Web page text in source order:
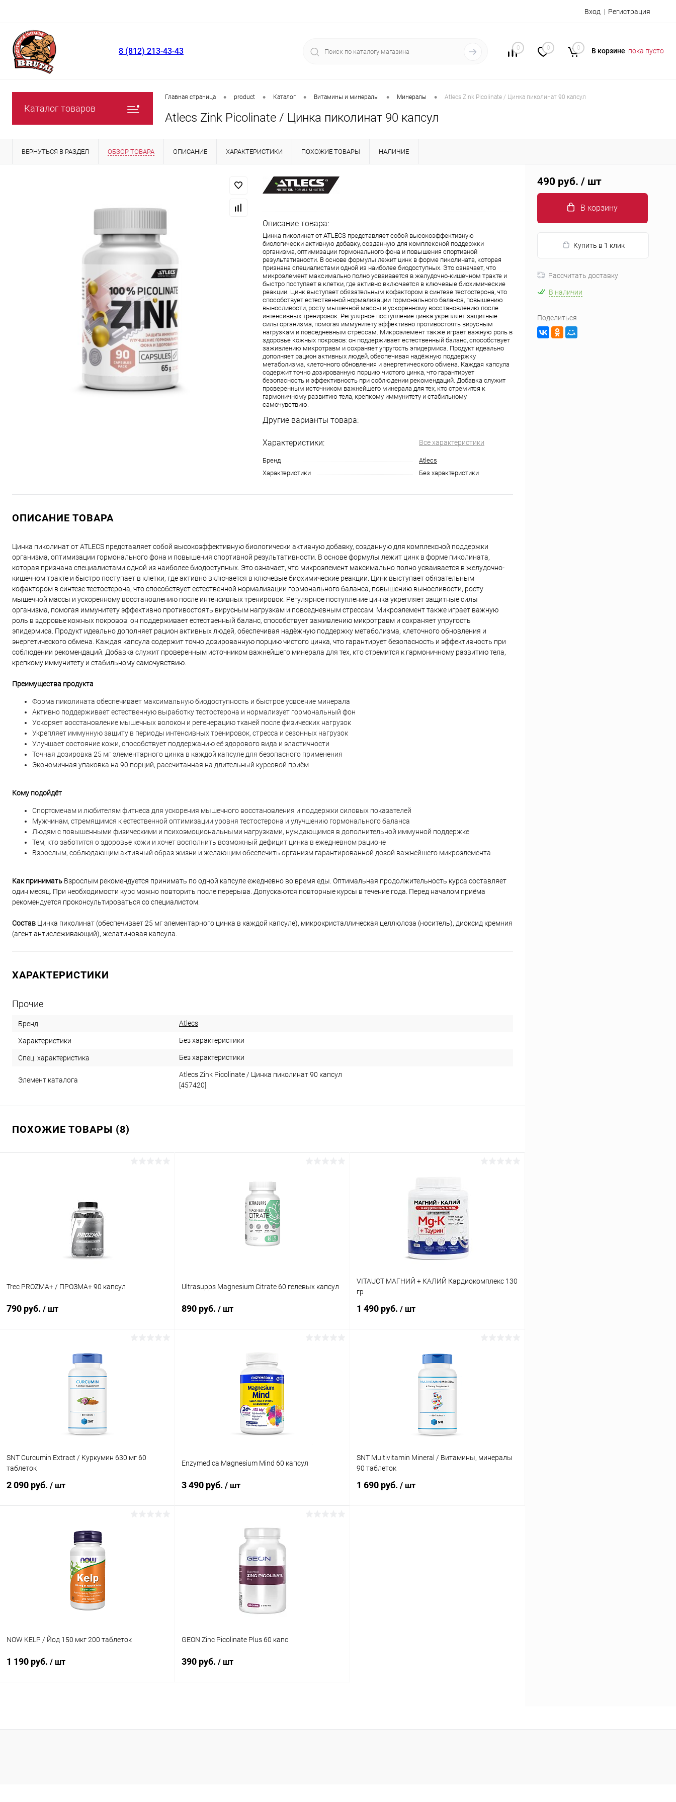
Вход Регистрация
8 (812) 213-43-43 0 0 0 В корзине пока пусто
Каталог товаров
Главная страница • product • Каталог • Витамины и минералы • Минералы • Atlecs Zink Picolinate / Цинка пиколинат 90 капсул
Atlecs Zink Picolinate / Цинка пиколинат 90 капсул
ВЕРНУТЬСЯ В РАЗДЕЛ ОБЗОР ТОВАРА ОПИСАНИЕ ХАРАКТЕРИСТИКИ ПОХОЖИЕ ТОВАРЫ НАЛИЧИЕ
Описание товара:
Цинка пиколинат от ATLECS представляет собой высокоэффективную
биологически активную добавку, созданную для комплексной поддержки
организма, оптимизации гормонального фона и повышения спортивной
результативности. В основе формулы лежит цинк в форме пиколината, которая
признана специалистами одной из наиболее биодоступных. Это означает, что
микроэлемент максимально полно усваивается в желудочно-кишечном тракте и
быстро поступает в клетки, где активно включается в ключевые биохимические
реакции. Цинк выступает обязательным кофактором в синтезе тестостерона, что
способствует естественной нормализации гормонального баланса, повышению
выносливости, росту мышечной массы и ускоренному восстановлению после
интенсивных тренировок. Регулярное поступление цинка укрепляет защитные
силы организма, помогая иммунитету эффективно противостоять вирусным
нагрузкам и повседневным стрессам. Микроэлемент также играет важную роль в
здоровье кожных покровов: он поддерживает естественный баланс, способствует
заживлению микротравм и сохраняет упругость эпидермиса. Продукт идеально
дополняет рацион активных людей, обеспечивая надёжную поддержку
метаболизма, клеточного обновления и энергетического обмена. Каждая капсула
содержит точно дозированную порцию чистого цинка, что гарантирует
безопасность и эффективность при соблюдении рекомендаций. Добавка служит
проверенным источником важнейшего минерала для тех, кто стремится к
гармоничному развитию тела, крепкому иммунитету и стабильному
самочувствию.
Другие варианты товара:
Характеристики: Все характеристики
Бренд
Atlecs
Характеристики
Без характеристики
ОПИСАНИЕ ТОВАРА
Цинка пиколинат от ATLECS представляет собой высокоэффективную биологически активную добавку, созданную для комплексной поддержки
организма, оптимизации гормонального фона и повышения спортивной результативности. В основе формулы лежит цинк в форме пиколината,
которая признана специалистами одной из наиболее биодоступных. Это означает, что микроэлемент максимально полно усваивается в желудочно-
кишечном тракте и быстро поступает в клетки, где активно включается в ключевые биохимические реакции. Цинк выступает обязательным
кофактором в синтезе тестостерона, что способствует естественной нормализации гормонального баланса, повышению выносливости, росту
мышечной массы и ускоренному восстановлению после интенсивных тренировок. Регулярное поступление цинка укрепляет защитные силы
организма, помогая иммунитету эффективно противостоять вирусным нагрузкам и повседневным стрессам. Микроэлемент также играет важную
роль в здоровье кожных покровов: он поддерживает естественный баланс, способствует заживлению микротравм и сохраняет упругость
эпидермиса. Продукт идеально дополняет рацион активных людей, обеспечивая надёжную поддержку метаболизма, клеточного обновления и
энергетического обмена. Каждая капсула содержит точно дозированную порцию чистого цинка, что гарантирует безопасность и эффективность при
соблюдении рекомендаций. Добавка служит проверенным источником важнейшего минерала для тех, кто стремится к гармоничному развитию тела,
крепкому иммунитету и стабильному самочувствию.
Преимущества продукта
Форма пиколината обеспечивает максимальную биодоступность и быстрое усвоение минерала
Активно поддерживает естественную выработку тестостерона и нормализует гормональный фон
Ускоряет восстановление мышечных волокон и регенерацию тканей после физических нагрузок
Укрепляет иммунную защиту в периоды интенсивных тренировок, стресса и сезонных нагрузок
Улучшает состояние кожи, способствует поддержанию её здорового вида и эластичности
Точная дозировка 25 мг элементарного цинка в каждой капсуле для безопасного применения
Экономичная упаковка на 90 порций, рассчитанная на длительный курсовой приём
Кому подойдёт
Спортсменам и любителям фитнеса для ускорения мышечного восстановления и поддержки силовых показателей
Мужчинам, стремящимся к естественной оптимизации уровня тестостерона и улучшению гормонального баланса
Людям с повышенными физическими и психоэмоциональными нагрузками, нуждающимся в дополнительной иммунной поддержке
Тем, кто заботится о здоровье кожи и хочет восполнить возможный дефицит цинка в ежедневном рационе
Взрослым, соблюдающим активный образ жизни и желающим обеспечить организм гарантированной дозой важнейшего микроэлемента
Как принимать Взрослым рекомендуется принимать по одной капсуле ежедневно во время еды. Оптимальная продолжительность курса составляет
один месяц. При необходимости курс можно повторить после перерыва. Допускаются повторные курсы в течение года. Перед началом приёма
рекомендуется проконсультироваться со специалистом.
Состав Цинка пиколинат (обеспечивает 25 мг элементарного цинка в каждой капсуле), микрокристаллическая целлюлоза (носитель), диоксид кремния
(агент антислеживающий), желатиновая капсула.
ХАРАКТЕРИСТИКИ
Прочие
Бренд Atlecs
Характеристики Без характеристики
Спец. характеристика Без характеристики
Элемент каталога
Atlecs Zink Picolinate / Цинка пиколинат 90 капсул
[457420]
ПОХОЖИЕ ТОВАРЫ (8)
Trec PROZMA+ / ПРОЗМА+ 90 капсул
790 руб. / шт
Сравнение
Ultrasupps Magnesium Citrate 60 гелевых капсул
890 руб. / шт
Сравнение
VITAUCT МАГНИЙ + КАЛИЙ Кардиокомплекс 130
гр
1 490 руб. / шт
Сравнение
SNT Curcumin Extract / Куркумин 630 мг 60
таблеток
2 090 руб. / шт
Enzymedica Magnesium Mind 60 капсул
3 490 руб. / шт
В корзину
В наличии
SNT Multivitamin Mineral / Витамины, минералы
90 таблеток
1 690 руб. / шт
NOW KELP / Йод 150 мкг 200 таблеток
1 190 руб. / шт
Купить в 1 клик Сравнение
GEON Zinc Picolinate Plus 60 капс
390 руб. / шт
Купить в 1 клик Сравнение
490 руб. / шт
В корзину
Купить в 1 клик
Рассчитать доставку
В наличии
Поделиться